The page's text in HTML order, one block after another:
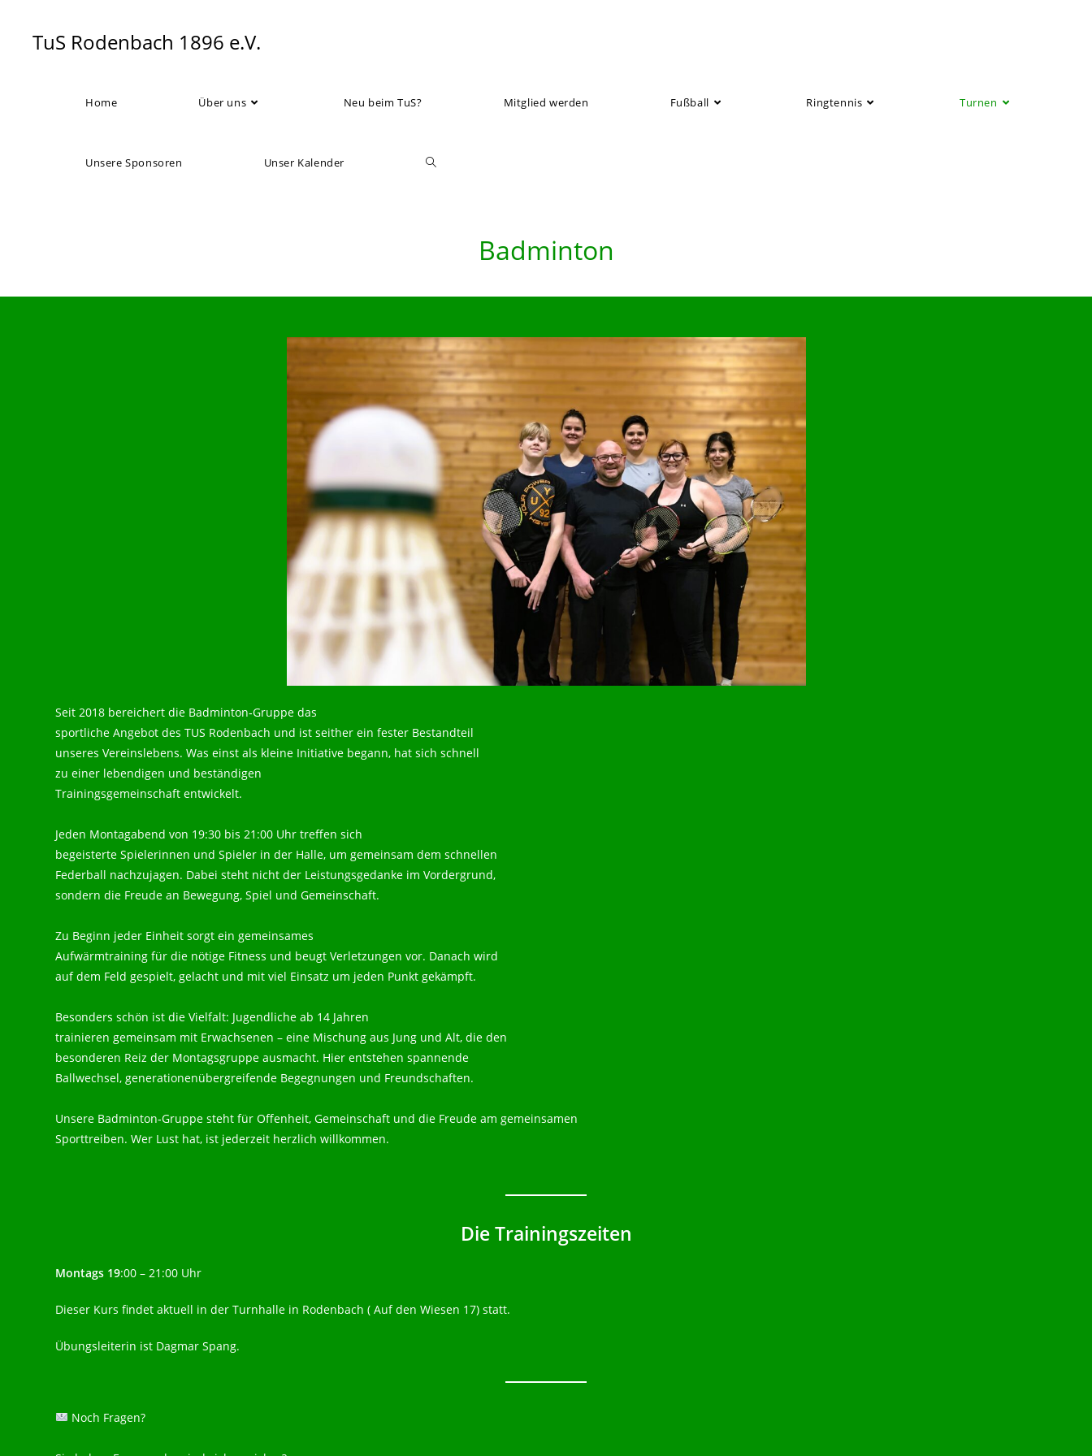
springenTuS Rodenbach 1896 e.V.
Home Über uns Neu beim TuS? Mitglied werden Fußball Ringtennis Turnen
Unsere Sponsoren Unser Kalender Toggle
Badminton
Seit 2018 bereichert die Badminton‑Gruppe das
sportliche Angebot des TUS Rodenbach und ist seither ein fester Bestandteil
unseres Vereinslebens. Was einst als kleine Initiative begann, hat sich schnell
zu einer lebendigen und beständigen
Trainingsgemeinschaft entwickelt.
Jeden Montagabend von 19:30 bis 21:00 Uhr treffen sich
begeisterte Spielerinnen und Spieler in der Halle, um gemeinsam dem schnellen
Federball nachzujagen. Dabei steht nicht der Leistungsgedanke im Vordergrund,
sondern die Freude an Bewegung, Spiel und Gemeinschaft.
Zu Beginn jeder Einheit sorgt ein gemeinsames
Aufwärmtraining für die nötige Fitness und beugt Verletzungen vor. Danach wird
auf dem Feld gespielt, gelacht und mit viel Einsatz um jeden Punkt gekämpft.
Besonders schön ist die Vielfalt: Jugendliche ab 14 Jahren
trainieren gemeinsam mit Erwachsenen – eine Mischung aus Jung und Alt, die den
besonderen Reiz der Montagsgruppe ausmacht. Hier entstehen spannende
Ballwechsel, generationenübergreifende Begegnungen und Freundschaften.
Unsere Badminton‑Gruppe steht für Offenheit, Gemeinschaft und die Freude am gemeinsamen
Sporttreiben. Wer Lust hat, ist jederzeit herzlich willkommen.
Die Trainingszeiten
Montags 19:00 – 21:00 Uhr
Dieser Kurs findet aktuell in der Turnhalle in Rodenbach ( Auf den Wiesen 17) statt.
Übungsleiterin ist Dagmar Spang.
Noch Fragen?